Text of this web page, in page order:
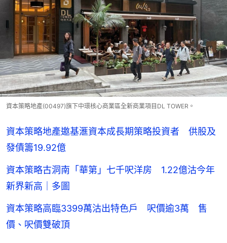
資本策略地產(00497)旗下中環核心商業區全新商業項目DL TOWER。
資本策略地產邀基滙資本成長期策略投資者 供股及
發債籌19.92億
資本策略古洞南「華第」七千呎洋房 1.22億沽今年
新界新高｜多圖
資本策略高臨3399萬沽出特色戶 呎價逾3萬 售
價、呎價雙破頂